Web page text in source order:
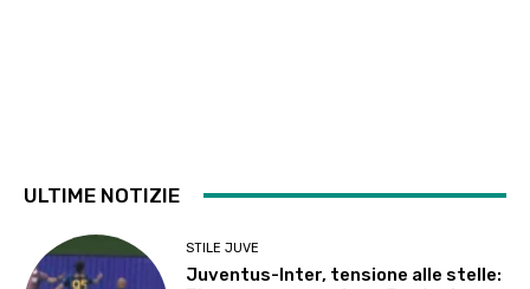
ULTIME NOTIZIE
STILE JUVE
Juventus-Inter, tensione alle stelle: